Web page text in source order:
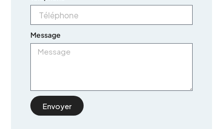
Message
Envoyer